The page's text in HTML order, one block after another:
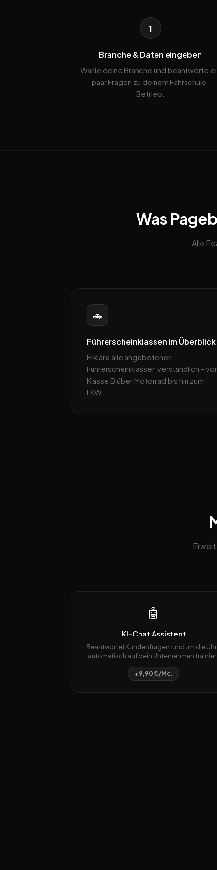
1
Branche & Daten eingeben
Wähle deine Branche und beantworte
paar Fragen zu deinem Fahrschule-
Betrieb.
Was
Alle
🚗
Führerscheinklassen im Überblick
Erkläre alle angebotenen
Führerscheinklassen verständlich –
Klasse B über Motorrad bis hin zum
LKW.
🤖
KI-Chat Assistent
Beantwortet Kundenfragen rund um die Uhr
automatisch auf dein Unternehmen
+ 9,90 €/Mo.